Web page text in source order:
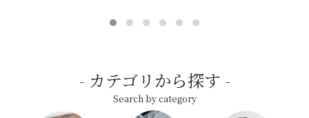
カテゴリから探す
Search by category